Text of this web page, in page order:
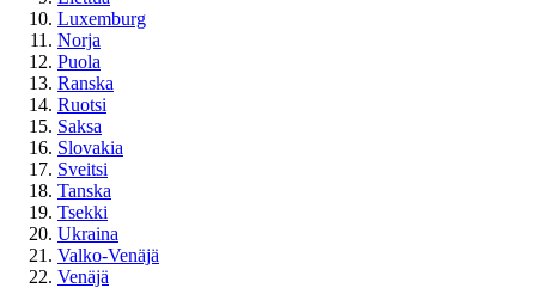
Luxemburg
Norja
Puola
Ranska
Ruotsi
Saksa
Slovakia
Sveitsi
Tanska
Tsekki
Ukraina
Valko-Venäjä
Venäjä